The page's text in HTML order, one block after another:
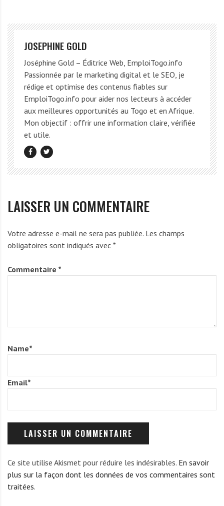
JOSEPHINE GOLD
Joséphine Gold – Éditrice Web, EmploiTogo.info
Passionnée par le marketing digital et le SEO, je
rédige et optimise des contenus fiables sur
EmploiTogo.info pour aider nos lecteurs à accéder
aux meilleures opportunités au Togo et en Afrique.
Mon objectif : offrir une information claire, vérifiée
et utile.
LAISSER UN COMMENTAIRE
Votre adresse e-mail ne sera pas publiée. Les champs
obligatoires sont indiqués avec *
Commentaire *
Name*
Email*
Ce site utilise Akismet pour réduire les indésirables. En savoir
plus sur la façon dont les données de vos commentaires sont
traitées.